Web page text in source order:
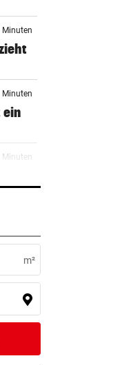
Minuten
Minuten
ein
Minuten
Minuten
m²